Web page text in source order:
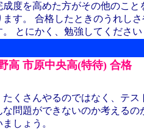
度を高めた方がその他のこと
ます。 合格したときのうれし
とにかく、勉強してください
高 市原中央高(特待) 合格
くさんやるのではなく、テス
問題ができないのか考えるの
しょう。